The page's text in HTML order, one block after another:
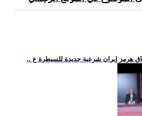
هرمز إيران شرعية جديدة للسيطرة ع